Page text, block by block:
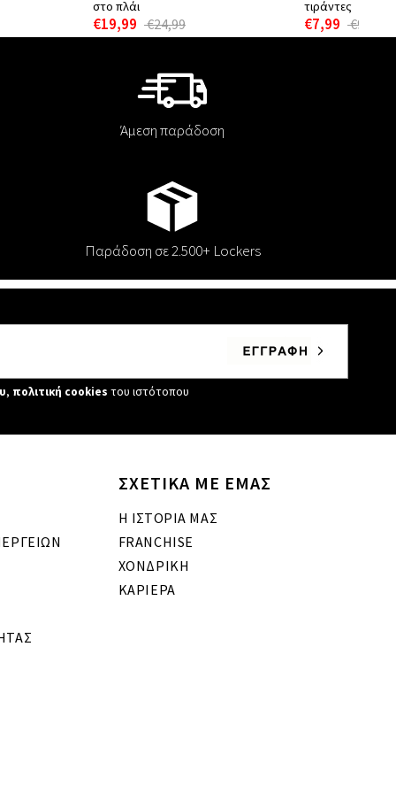
στο πλάι
€19,99 €24,99
τιράντες
€7,99 €9,99
Άμεση παράδοση
Παράδοση σε 2.500+ Lockers
, πολιτική cookies του ιστότοπου
ΣΧΕΤΙΚΑ ΜΕ ΕΜΑΣ
Η ΙΣΤΟΡΙΑ ΜΑΣ
FRANCHISE
ΧΟΝΔΡΙΚΗ
ΚΑΡΙΕΡΑ